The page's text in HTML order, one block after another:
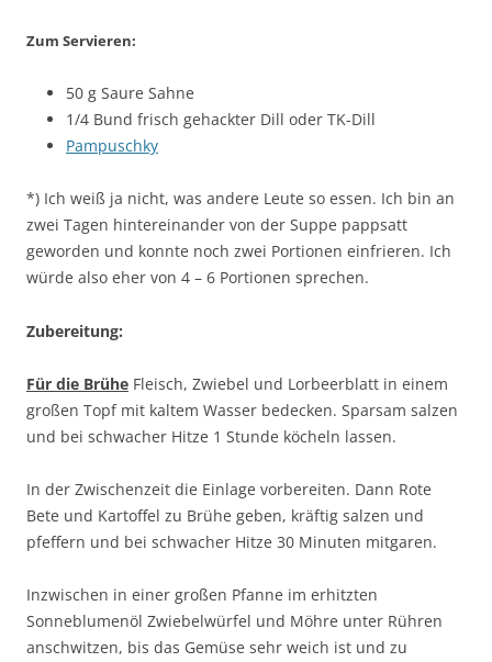
Zum Servieren:
50 g Saure Sahne
1/4 Bund frisch gehackter Dill oder TK-Dill
Pampuschky
*) Ich weiß ja nicht, was andere Leute so essen. Ich bin an
zwei Tagen hintereinander von der Suppe pappsatt
geworden und konnte noch zwei Portionen einfrieren. Ich
würde also eher von 4 – 6 Portionen sprechen.
Zubereitung:
Für die Brühe Fleisch, Zwiebel und Lorbeerblatt in einem
großen Topf mit kaltem Wasser bedecken. Sparsam salzen
und bei schwacher Hitze 1 Stunde köcheln lassen.
In der Zwischenzeit die Einlage vorbereiten. Dann Rote
Bete und Kartoffel zu Brühe geben, kräftig salzen und
pfeffern und bei schwacher Hitze 30 Minuten mitgaren.
Inzwischen in einer großen Pfanne im erhitzten
Sonneblumenöl Zwiebelwürfel und Möhre unter Rühren
anschwitzen, bis das Gemüse sehr weich ist und zu